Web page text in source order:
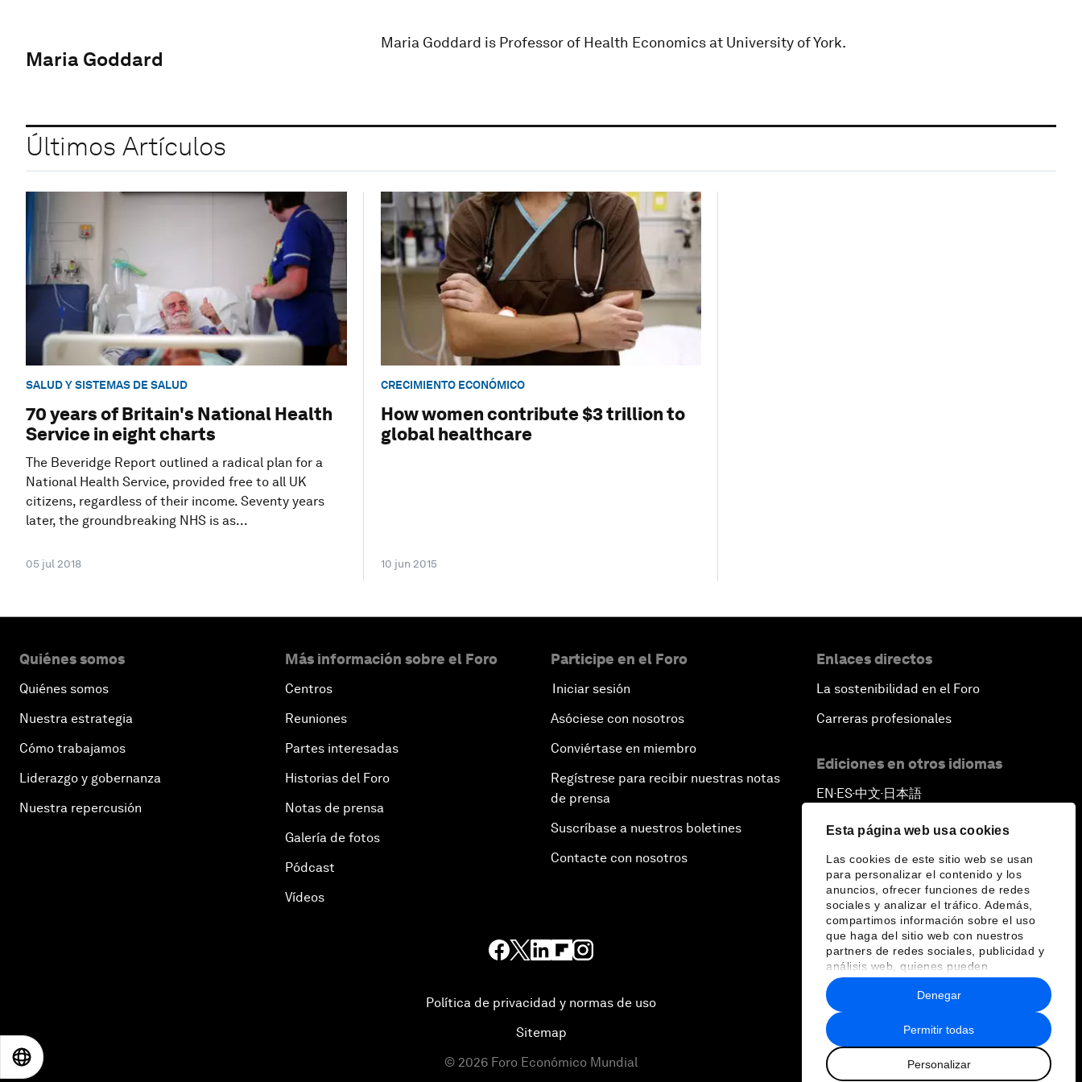
Esta página web usa cookies
Las cookies de este sitio web se usan
para personalizar el contenido y los
anuncios, ofrecer funciones de redes
sociales y analizar el tráfico. Además,
compartimos información sobre el uso
que haga del sitio web con nuestros
partners de redes sociales, publicidad y
análisis web, quienes pueden
combinarla con otra información que les
haya proporcionado o que hayan
recopilado a partir del uso que haya
hecho de sus servicios.
Permitir todas
Personalizar
Denegar
Maria Goddard
Maria Goddard is Professor of Health Economics at University of York.
Últimos Artículos
SALUD Y SISTEMAS DE SALUD
70 years of Britain's National Health
Service in eight charts
The Beveridge Report outlined a radical plan for a
National Health Service, provided free to all UK
citizens, regardless of their income. Seventy years
later, the groundbreaking NHS is as...
05 jul 2018
CRECIMIENTO ECONÓMICO
How women contribute $3 trillion to
global healthcare
10 jun 2015
Quiénes somos
Quiénes somos
Nuestra estrategia
Cómo trabajamos
Liderazgo y gobernanza
Nuestra repercusión
Más información sobre el Foro
Centros
Reuniones
Partes interesadas
Historias del Foro
Notas de prensa
Galería de fotos
Pódcast
Vídeos
Participe en el Foro
Iniciar sesión
Asóciese con nosotros
Conviértase en miembro
Regístrese para recibir nuestras notas
de prensa
Suscríbase a nuestros boletines
Contacte con nosotros
Enlaces directos
La sostenibilidad en el Foro
Carreras profesionales
Ediciones en otros idiomas
EN ▪ ES▪中文▪ 日本語
Política de privacidad y normas de uso
Sitemap
© 2026 Foro Económico Mundial